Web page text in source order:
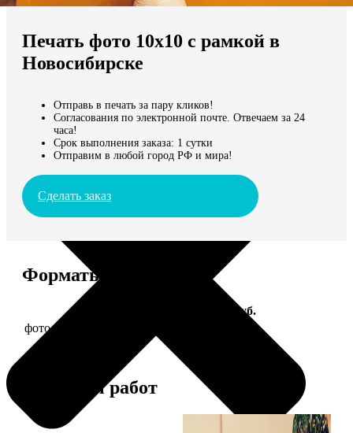
Мы доставляем по всему миру
Продолжить без города
Печать фото 10х10 с рамкой в
Новосибирске
Отправь в печать за пару кликов!
Согласования по электронной почте. Отвечаем за 24
часа!
Срок выполнения заказа: 1 сутки
Отправим в любой город РФ и мира!
Сделать заказ
Форматы и цены
Цена, руб.
фото 10х10 в деревянной рамке
Примеры работ